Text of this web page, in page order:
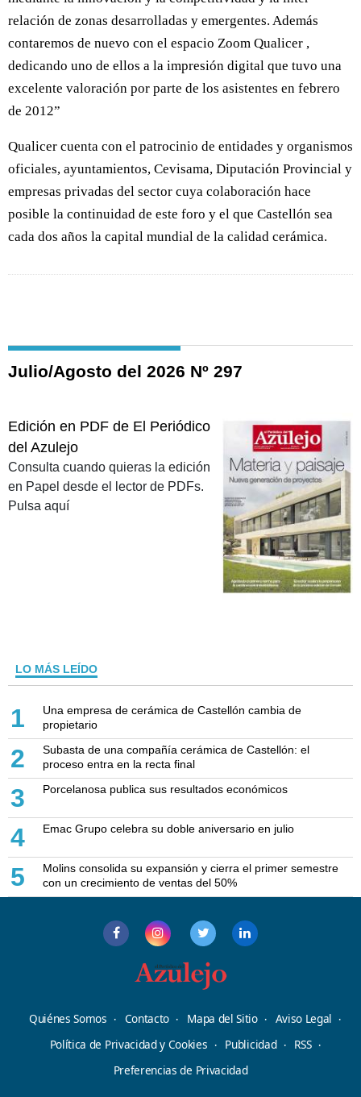
relación de zonas desarrolladas y emergentes. Además
contaremos de nuevo con el espacio Zoom Qualicer ,
dedicando uno de ellos a la impresión digital que tuvo una
excelente valoración por parte de los asistentes en febrero
de 2012”
Qualicer cuenta con el patrocinio de entidades y organismos
oficiales, ayuntamientos, Cevisama, Diputación Provincial y
empresas privadas del sector cuya colaboración hace
posible la continuidad de este foro y el que Castellón sea
cada dos años la capital mundial de la calidad cerámica.
Julio/Agosto del 2026 Nº 297
Edición en PDF de El Periódico
del Azulejo
Consulta cuando quieras la edición
en Papel desde el lector de PDFs.
Pulsa aquí
LO MÁS LEÍDO
1
Una empresa de cerámica de Castellón cambia de
propietario
2
Subasta de una compañía cerámica de Castellón: el
proceso entra en la recta final
3 Porcelanosa publica sus resultados económicos
4 Emac Grupo celebra su doble aniversario en julio
5
Molins consolida su expansión y cierra el primer semestre
con un crecimiento de ventas del 50%
Quiénes Somos Contacto Mapa del Sitio
Aviso Legal
Política de Privacidad y Cookies
Publicidad
RSS
Preferencias de Privacidad